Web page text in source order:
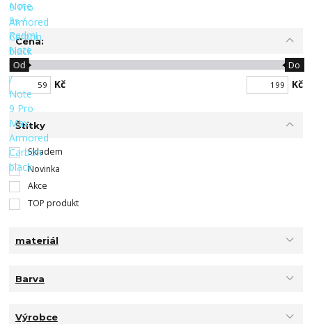
Cena:
Kč
Od Do
Kč
Štítky
Skladem
Novinka
Akce
TOP produkt
materiál
Barva
Výrobce